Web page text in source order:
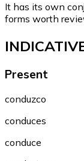
It has its own
forms worth
Present
conduzco
conduces
conduce